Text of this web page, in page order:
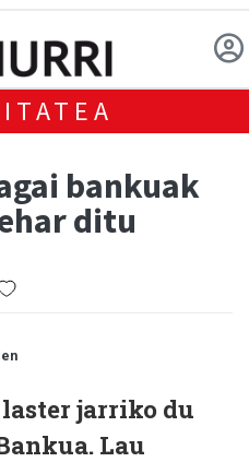
bankuak
ditu
jarriko du
Lau